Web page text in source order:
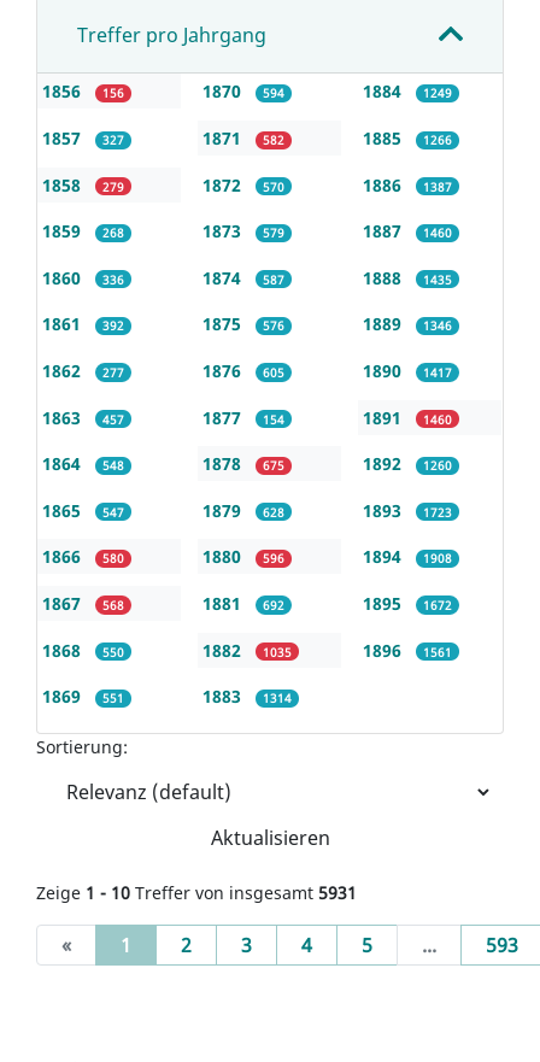
Treffer pro Jahrgang
1856 156
1857 327
1858 279
1859 268
1860 336
1861 392
1862 277
1863 457
1864 548
1865 547
1866 580
1867 568
1868 550
1869 551
1870 594
1871 582
1872 570
1873 579
1874 587
1875 576
1876 605
1877 154
1878 675
1879 628
1880 596
1881 692
1882 1035
1883 1314
1884 1249
1885 1266
1886 1387
1887 1460
1888 1435
1889 1346
1890 1417
1891 1460
1892 1260
1893 1723
1894 1908
1895 1672
1896 1561
Sortierung:
Aktualisieren
Zeige 1 - 10 Treffer von insgesamt 5931
« 1 (current)
2 3 4 5 ... 593